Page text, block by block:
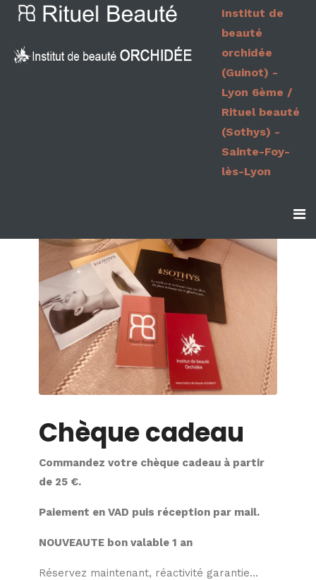
Institut de
beauté
orchidée
(Guinot) -
Lyon 6ème /
Rituel beauté
(Sothys) -
Sainte-Foy-
lès-Lyon
Chèque cadeau
Commandez votre chèque cadeau à partir
de 25 €.
Paiement en VAD puis réception par mail.
NOUVEAUTE bon valable 1 an
Réservez maintenant, réactivité garantie...